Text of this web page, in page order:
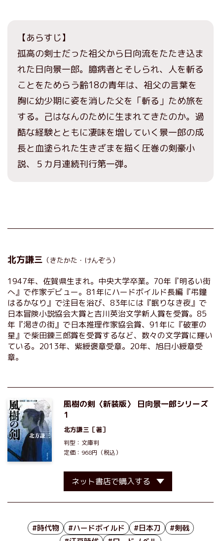
【あらすじ】
孤高の剣士だった祖父から日向流をたたき込ま
れた日向景一郎。臆病者とそしられ、人を斬る
ことをためらう齢18の青年は、祖父の言葉を
胸に幼少期に姿を消した父を「斬る」ため旅を
する。己はなんのために生まれてきたのか。過
酷な経験とともに凄味を増していく景一郎の成
長と血塗られた生きざまを描く圧巻の剣豪小
説、５カ月連続刊行第一弾。
北方謙三 （きたかた・けんぞう）
1947年、佐賀県生まれ。中央大学卒業。70年『明るい街
へ』で作家デビュー。81年にハードボイルド長編『弔鐘
はるかなり』で注目を浴び、83年には『眠りなき夜』で
日本冒険小説協会大賞と吉川英治文学新人賞を受賞。85
年『渇きの街』で日本推理作家協会賞、91年に『破軍の
星』で柴田錬三郎賞を受賞するなど、数々の文学賞に輝い
ている。2013年、紫綬褒章受章。20年、旭日小綬章受
章。
風樹の剣〈新装版〉 日向景一郎シリーズ
1
北方謙三 ［著］
判型：文庫判
定価：968円（税込）
ネット書店で購入する
#時代物 #ハードボイルド #日本刀
#剣戟